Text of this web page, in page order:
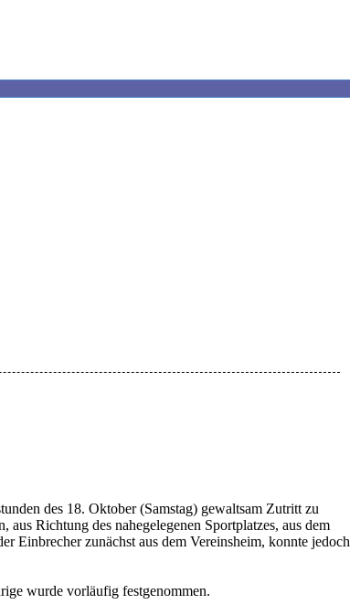
des 18. Oktober (Samstag) gewaltsam Zutritt zu
Richtung des nahegelegenen Sportplatzes, aus dem
Einbrecher zunächst aus dem Vereinsheim, konnte jedoch
wurde vorläufig festgenommen.